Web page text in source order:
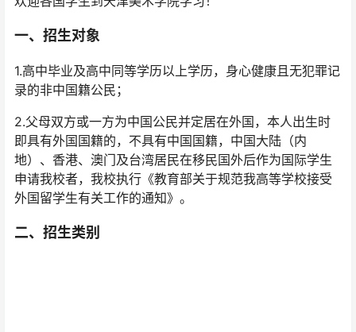
一、招生对象
1.高中毕业及高中同等学历以上学历，身心健康且无犯罪记
录的非中国籍公民；
2.父母双方或一方为中国公民并定居在外国，本人出生时
即具有外国国籍的，不具有中国国籍，中国大陆（内
地）、香港、澳门及台湾居民在移民国外后作为国际学生
申请我校者，我校执行《教育部关于规范我高等学校接受
外国留学生有关工作的通知》。
二、招生类别